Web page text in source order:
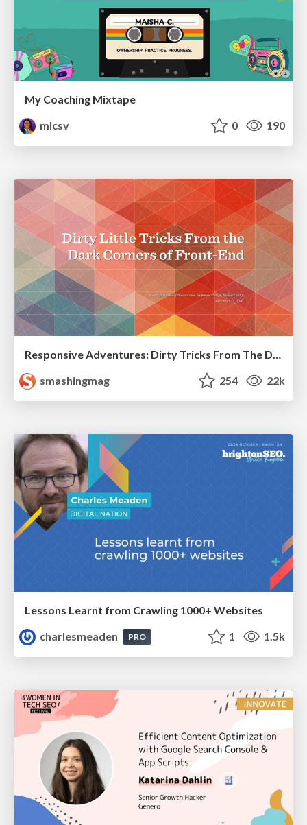
My Coaching Mixtape
mlcsv
0 190
Responsive Adventures: Dirty Tricks From The Dark Corners of Front-End
smashingmag
254 22k
Lessons Learnt from Crawling 1000+ Websites
charlesmeaden
PRO 1 1.5k